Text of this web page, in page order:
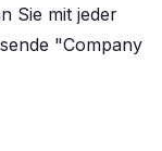
Sie mit jeder
"Company